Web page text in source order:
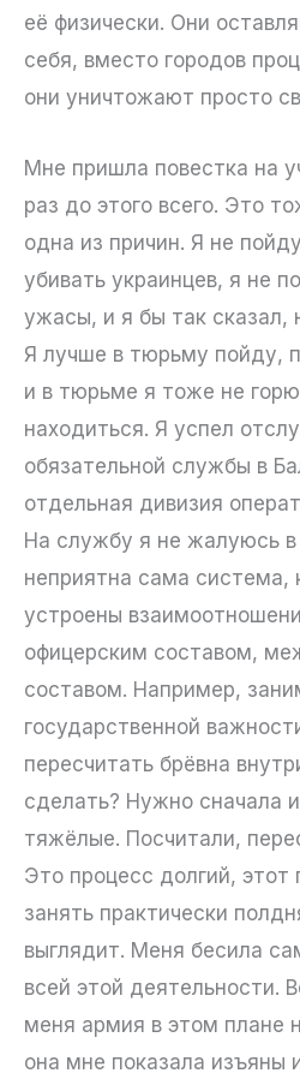
её физически. Они
себя, вместо городов
они уничтожают просто
Мне пришла повестка на
раз до этого всего. Это
одна из причин. Я не
убивать украинцев, я не
ужасы, и я бы так сказал,
Я лучше в тюрьму пойду,
и в тюрьме я тоже не
находиться. Я успел
обязательной службы в
отдельная дивизия
На службу я не жалуюсь
неприятна сама система,
устроены
офицерским составом,
составом. Например,
государственной
пересчитать брёвна
сделать? Нужно сначала
тяжёлые. Посчитали,
Это процесс долгий,
занять практически
выглядит. Меня бесила
всей этой деятельности.
меня армия в этом плане
она мне показала изъяны